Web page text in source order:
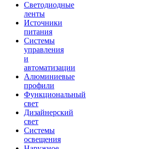
Светодиодные
ленты
Источники
питания
Системы
управления
и
автоматизации
Алюминиевые
профили
Функциональный
свет
Дизайнерский
свет
Системы
освещения